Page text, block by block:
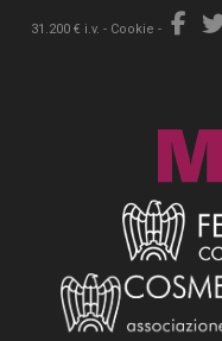
31.200 € i.v. - Cookie -